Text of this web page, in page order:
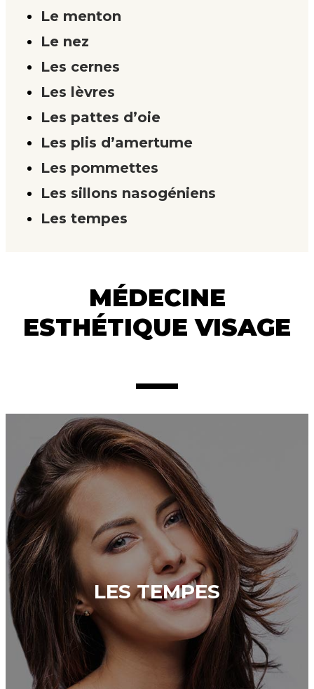
Le menton
Le nez
Les cernes
Les lèvres
Les pattes d’oie
Les plis d’amertume
Les pommettes
Les sillons nasogéniens
Les tempes
MÉDECINE
ESTHÉTIQUE VISAGE
LES TEMPES